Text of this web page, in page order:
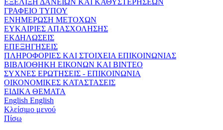
ΓΡΑΦΕΙΟ ΤΥΠΟΥ
ΕΝΗΜΕΡΩΣΗ ΜΕΤΟΧΩΝ
ΕΥΚΑΙΡΙΕΣ ΑΠΑΣΧΟΛΗΣΗΣ
ΕΚΔΗΛΩΣΕΙΣ
ΕΠΕΞΗΓΗΣΕΙΣ
ΠΛΗΡΟΦΟΡΙΕΣ ΚΑΙ ΣΤΟΙΧΕΙΑ ΕΠΙΚΟΙΝΩΝΙΑΣ
ΒΙΒΛΙΟΘΗΚΗ ΕΙΚΟΝΩΝ ΚΑΙ ΒΙΝΤΕΟ
ΣΥΧΝΕΣ ΕΡΩΤΗΣΕΙΣ - ΕΠΙΚΟΙΝΩΝΙΑ
ΟΙΚΟΝΟΜΙΚΕΣ ΚΑΤΑΣΤΑΣΕΙΣ
ΕΙΔΙΚΑ ΘΕΜΑΤΑ
English English
Κλείσιμο μενού
Πίσω